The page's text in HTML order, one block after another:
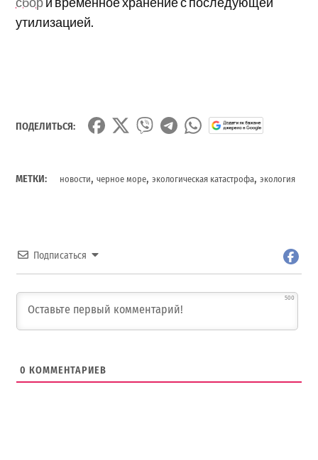
утилизацией.
ПОДЕЛИТЬСЯ:
МЕТКИ: новости,черное море,экологическая катастрофа,экология
Подписаться
500
0 КОММЕНТАРИЕВ